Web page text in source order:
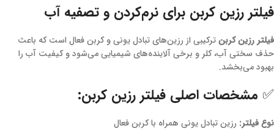
فیلتر رزین کربن برای نرم‌کردن و تصفیه آب
فیلتر رزین کربنترکیبی از رزین‌های تبادل یونی و کربن فعال است که باعث
حذف سختی آب، کلر و برخی آلاینده‌های شیمیایی می‌شود و کیفیت آب را
بهبود می‌بخشد.
✅ مشخصات اصلی فیلتر رزین کربن:
نوع فیلتر: رزین تبادل یونی همراه با کربن فعال